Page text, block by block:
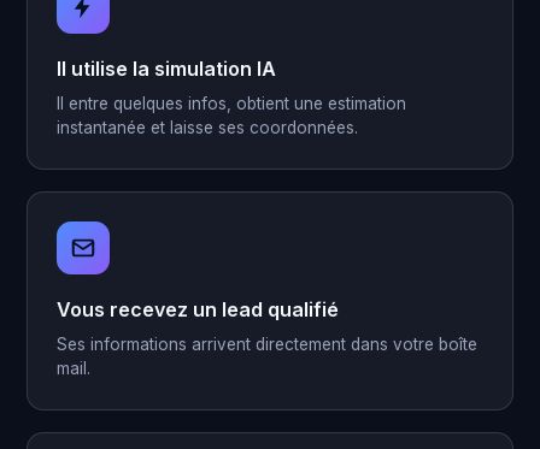
Il utilise la simulation IA
Il entre quelques infos, obtient une estimation
instantanée et laisse ses coordonnées.
Vous recevez un lead qualifié
Ses informations arrivent directement dans votre boîte
mail.